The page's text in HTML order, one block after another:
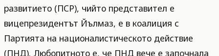
развитието (ПСР), чийто представител е
вицепрезидентът Йълмаз, е в коалиция с
Партията на националистическото действие
(ПНД). Любопитното е, че ПНД вече е започнала